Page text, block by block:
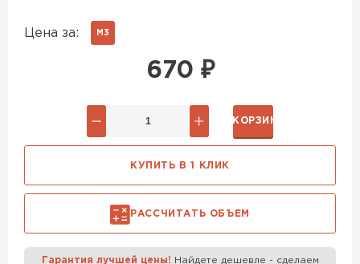
Цена за: М3
670 ₽
В КОРЗИНУ
КУПИТЬ В 1 КЛИК
РАССЧИТАТЬ ОБЪЕМ
Гарантия лучшей цены! Найдете дешевле - сделаем
ПЕРЕЙТИ
ПЕРЕЙТИ
Газобетон (ЕвроАэроБетон)
Газобетон Белорусский (БЦК)